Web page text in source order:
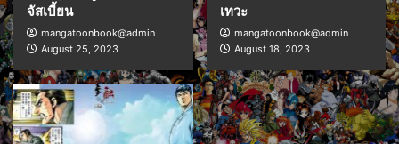
จัสเบี้ยน
mangatoonbook@admin
August 25, 2023
เทวะ
mangatoonbook@admin
August 18, 2023